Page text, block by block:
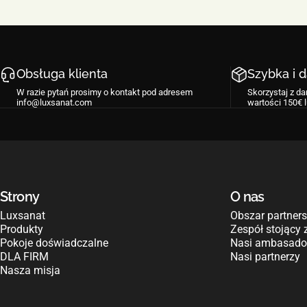
Obsługa klienta
W razie pytań prosimy o kontakt pod adresem
info@luxsanat.com
Szybka i
Skorzystaj z
wartości 150€
Strony
Luxsanat
Produkty
Pokoje doświadczalne
DLA FIRM
Nasza misja
O nas
Obszar
Zespół stojący
Nasi
Nasi partnerzy